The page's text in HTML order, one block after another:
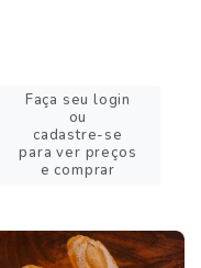
Faça seu login
ou
cadastre-se
para ver preços
e comprar